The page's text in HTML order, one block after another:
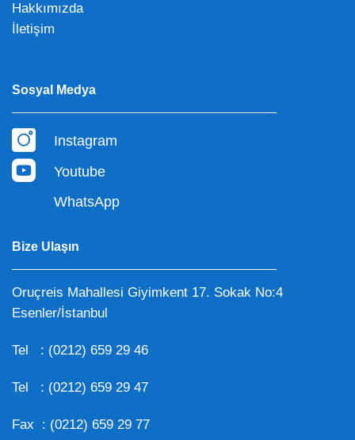
Hakkımızda
İletişim
Sosyal Medya
Instagram
Youtube
WhatsApp
Bize Ulaşın
Oruçreis Mahallesi Giyimkent 17. Sokak No:4
Esenler/İstanbul
Tel : (0212) 659 29 46
Tel : (0212) 659 29 47
Fax : (0212) 659 29 77